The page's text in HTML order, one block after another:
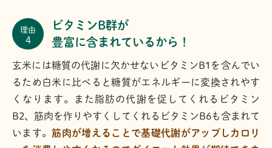
理由
4
ビタミンB群が
豊富に含まれているから！
玄米には糖質の代謝に欠かせないビタミンB1を含んでい
るため白米に比べると糖質がエネルギーに変換されやす
くなります。また脂肪の代謝を促してくれるビタミン
B2、筋肉を作りやすくしてくれるビタミンB6も含まれて
います。筋肉が増えることで基礎代謝がアップしカロリ